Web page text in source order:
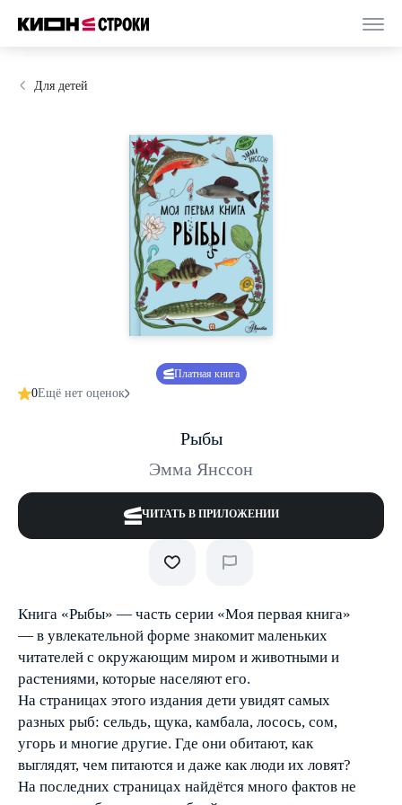
Для детей
Платная книга
0Ещё нет оценок
Рыбы
Эмма Янссон
ЧИТАТЬ В ПРИЛОЖЕНИИ
Книга «Рыбы» — часть серии «Моя первая книга»
— в увлекательной форме знакомит маленьких
читателей с окружающим миром и животными и
растениями, которые населяют его.
На страницах этого издания дети увидят самых
разных рыб: сельдь, щука, камбала, лосось, сом,
угорь и многие другие. Где они обитают, как
выглядят, чем питаются и даже как люди их ловят?
На последних страницах найдётся много фактов не